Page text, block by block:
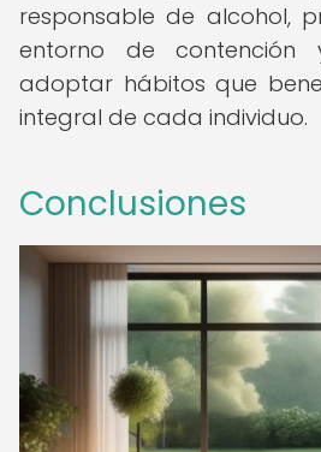
responsable de alcohol,
entorno de contención
adoptar hábitos que
integral de cada individuo.
Conclusiones